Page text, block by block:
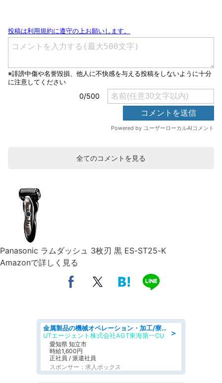
全てのコメントを見る
Panasonic ラムダッシュ 3枚刃 黒 ES-ST25-K
Amazonで詳しく見る
＞
金属製品の機械オペレーション・加工/寮完備/日払い/工場・製造
UTエージェント株式会社AGT東海第一CU
愛知県 知立市
時給1,600円
正社員 / 派遣社員
スポンサー：求人ボックス